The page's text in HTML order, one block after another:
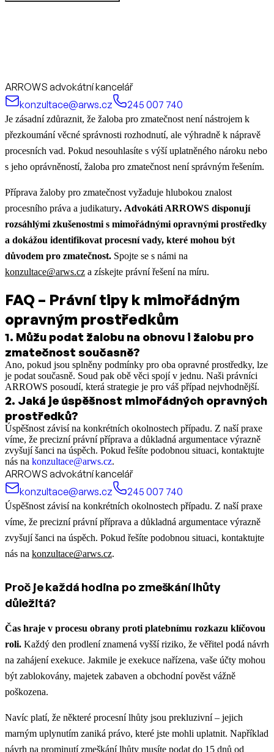
ARROWS advokátní kancelář
konzultace@arws.cz
245 007 740
Je zásadní zdůraznit, že žaloba pro zmatečnost není nástrojem k
přezkoumání věcné správnosti rozhodnutí, ale výhradně k nápravě
procesních vad. Pokud nesouhlasíte s výší uplatněného nároku nebo
s jeho oprávněností, žaloba pro zmatečnost není správným řešením.
Příprava žaloby pro zmatečnost vyžaduje hlubokou znalost
procesního práva a judikatury. Advokáti ARROWS disponují
rozsáhlými zkušenostmi s mimořádnými opravnými prostředky
a dokážou identifikovat procesní vady, které mohou být
důvodem pro zmatečnost. Spojte se s námi na
konzultace@arws.cz a získejte právní řešení na míru.
FAQ – Právní tipy k mimořádným
opravným prostředkům
1. Můžu podat žalobu na obnovu i žalobu pro
zmatečnost současně?
Ano, pokud jsou splněny podmínky pro oba opravné prostředky, lze
je podat současně. Soud pak obě věci spojí v jednu. Naši právníci
ARROWS posoudí, která strategie je pro váš případ nejvhodnější.​
2. Jaká je úspěšnost mimořádných opravných
prostředků?
Úspěšnost závisí na konkrétních okolnostech případu. Z naší praxe
víme, že precizní právní příprava a důkladná argumentace výrazně
zvyšují šanci na úspěch. Pokud řešíte podobnou situaci, kontaktujte
nás na konzultace@arws.cz.
ARROWS advokátní kancelář
konzultace@arws.cz
245 007 740
Úspěšnost závisí na konkrétních okolnostech případu. Z naší praxe
víme, že precizní právní příprava a důkladná argumentace výrazně
zvyšují šanci na úspěch. Pokud řešíte podobnou situaci, kontaktujte
nás na konzultace@arws.cz.
Proč je každá hodina po zmeškání lhůty
důležitá?
Čas hraje v procesu obrany proti platebnímu rozkazu klíčovou
roli. Každý den prodlení znamená vyšší riziko, že věřitel podá návrh
na zahájení exekuce. Jakmile je exekuce nařízena, vaše účty mohou
být zablokovány, majetek zabaven a obchodní pověst vážně
poškozena.
Navíc platí, že některé procesní lhůty jsou prekluzivní – jejich
marným uplynutím zaniká právo, které jste mohli uplatnit. Například
návrh na prominutí zmeškání lhůty musíte podat do 15 dnů od